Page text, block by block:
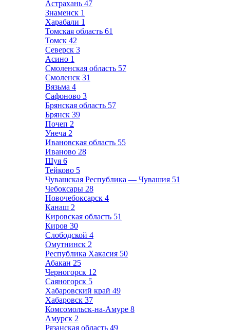
Астрахань 47
Знаменск 1
Харабали 1
Томская область 61
Томск 42
Северск 3
Асино 1
Смоленская область 57
Смоленск 31
Вязьма 4
Сафоново 3
Брянская область 57
Брянск 39
Почеп 2
Унеча 2
Ивановская область 55
Иваново 28
Шуя 6
Тейково 5
Чувашская Республика — Чувашия 51
Чебоксары 28
Новочебоксарск 4
Канаш 2
Кировская область 51
Киров 30
Слободской 4
Омутнинск 2
Республика Хакасия 50
Абакан 25
Черногорск 12
Саяногорск 5
Хабаровский край 49
Хабаровск 37
Комсомольск-на-Амуре 8
Амурск 2
Рязанская область 49